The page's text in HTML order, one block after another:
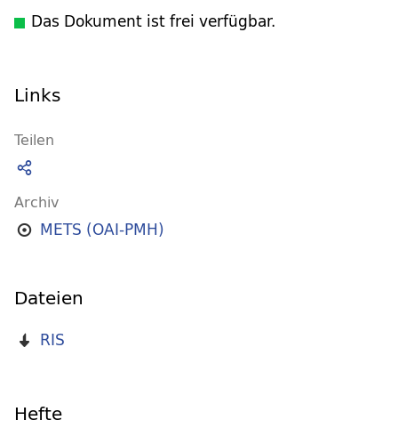
Das Dokument ist frei verfügbar.
Links
Teilen
Archiv
METS (OAI-PMH)
Dateien
RIS
Hefte